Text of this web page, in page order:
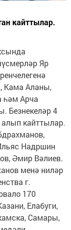
кайттылар.
Яр
Кама Аланы,
һәм Арча
Безнекеләр 4
кайттылар.
Надршин
Әмир Вәлиев.
менә ниләр
г.
170
Елабуги,
Самары,